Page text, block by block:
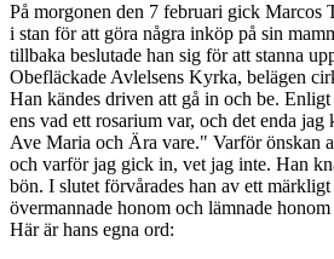
På morgonen den 7 februari gick Marcos
i stan för att göra några inköp på sin
tillbaka beslutade han sig för att stanna
Obefläckade Avlelsens Kyrka, belägen
Han kändes driven att gå in och be.
ens vad ett rosarium var, och det enda jag
Ave Maria och Ära vare." Varför önskan
och varför jag gick in, vet jag inte. Han
bön. I slutet förvårades han av ett
övermannade honom och lämnade
Här är hans egna ord: